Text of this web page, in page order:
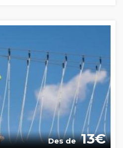
Des de 13